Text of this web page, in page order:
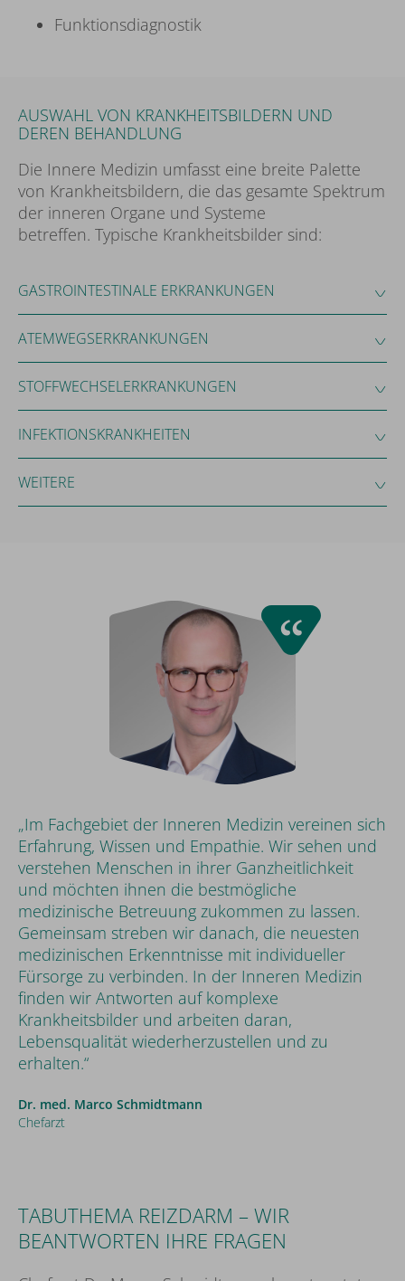
Funktionsdiagnostik
AUSWAHL VON KRANKHEITSBILDERN UND
DEREN BEHANDLUNG
Die Innere Medizin umfasst eine breite Palette
von Krankheitsbildern, die das gesamte Spektrum
der inneren Organe und Systeme
betreffen. Typische Krankheitsbilder sind:
GASTROINTESTINALE ERKRANKUNGEN
ATEMWEGSERKRANKUNGEN
STOFFWECHSELERKRANKUNGEN
INFEKTIONSKRANKHEITEN
WEITERE
„Im Fachgebiet der Inneren Medizin vereinen sich
Erfahrung, Wissen und Empathie. Wir sehen und
verstehen Menschen in ihrer Ganzheitlichkeit
und möchten ihnen die bestmögliche
medizinische Betreuung zukommen zu lassen.
Gemeinsam streben wir danach, die neuesten
medizinischen Erkenntnisse mit individueller
Fürsorge zu verbinden. In der Inneren Medizin
finden wir Antworten auf komplexe
Krankheitsbilder und arbeiten daran,
Lebensqualität wiederherzustellen und zu
erhalten.“
Dr. med. Marco Schmidtmann
Chefarzt
TABUTHEMA REIZDARM – WIR
BEANTWORTEN IHRE FRAGEN